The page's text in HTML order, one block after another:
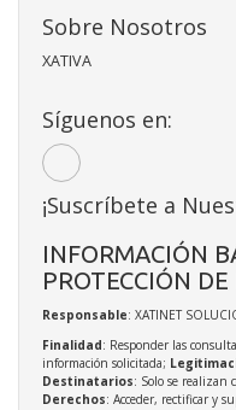
Sobre Nosotros
XATIVA
Síguenos en:
¡Suscríbete a
INFORMACIÓN
PROTECCIÓN DE
Responsable: XATINET
Finalidad: Responder las
información solicitada;
Destinatarios: Solo se realizan
Derechos: Acceder, rectificar y